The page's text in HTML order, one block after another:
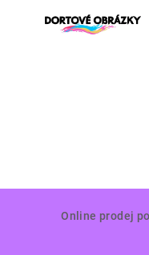
Online prodej